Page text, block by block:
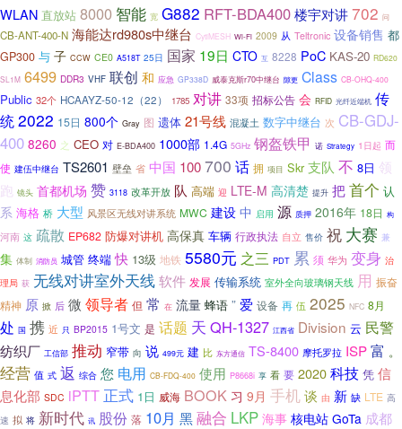
WLAN 直放站 8000 智能 宽 G882 RFT-BDA400楼宇对讲702 问
CB-ANT-400-N 海能达rd980s中继台 CytiMESH Wi-Fi 2009 从 Teltronic 设备销售 都
GP300 与 子 CCW CE0 A518T 25日 国家 19日 CTO 互 8228 PoC KAS-20 RD620
SL1M 6499 DDR3 VHF 联创 和 应急 GP338D 威泰克斯r70中继台 隙更 Class CB-OHQ-400
Public 32个 HCAAYZ-50-12（22） 1785 对讲 33项 招标公告 会 RFID 光纤近端机 传
统2022 15日 800个 Gray 图 遗体 21号线 混凝土 数字中继台 次 CB-GDJ-
400 8260 之 CEO 对 E-BDA400 1000部 1.4G 5GHz 钢盔铁甲 诺 Strategy 1日起 而
使 建伍中继台 TS2601 壁垒 省 中国 100700 话 拥 项目 Skr 支队 不 8日 领
跑 镜头 首都机场 赞 3118 改革开放 队 高端 迎 LTE-M 高清楚 提升 把首个 认
系 海格 桥 大型 风景区无线对讲系统 MWC 建设 中 启用 源 质押 2016年 18日 构
河南 这 疏散 EP682 防爆对讲机 高保真 车辆 行政执法 自立 售价 祝 大赛 兼
集 体制 消防员 城管 终端 快 13级 地铁 5580元 之三 PDT 累 须 华为 变身 治
理局 获 无线对讲室外天线软件 发展 传输系统 室外全向玻璃钢天线 用 振奋
精神 原 掀 后 微 领导者 但 常 在 流量 蜂语 ” 爱 设备 再 伍 2025 NFC 8月
处 国 携 近 只 BP2015 1号文 是 话题 天 QH-1327 江西省 Division 云 民警
纺织厂 工信部 推动 窄带 向 说 499元 建 比 东方通信 TS-8400 摩托罗拉 ISP富 。
经营 值 式 返 综合 您 电用 CB-FDQ-400 使用 P8668i 享 看 要 2020科技 凭 信
息化部 SDC iPTT 正式 1日 威海 BOOK 习 9月 手机谈 由 新 缺 LTE 高
速 拟 将 新时代 讯 股份 落 10月 黑融合 LKP 海事 核电站 GoTa 成都